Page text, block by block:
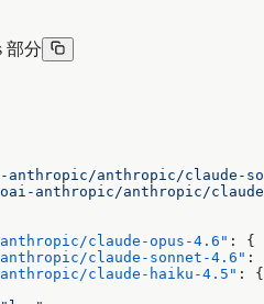
部分
anthropic/anthropic/claude-
anthropic/anthropic/
claude-opus-4.6"
: {
claude-sonnet-4.6"
:
claude-haiku-4.5"
: